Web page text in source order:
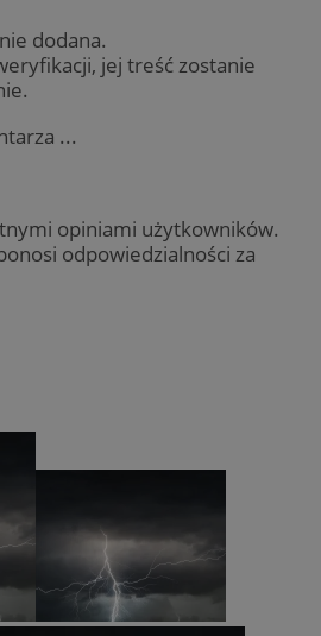
dodana.
jej treść zostanie
...
opiniami użytkowników.
odpowiedzialności za